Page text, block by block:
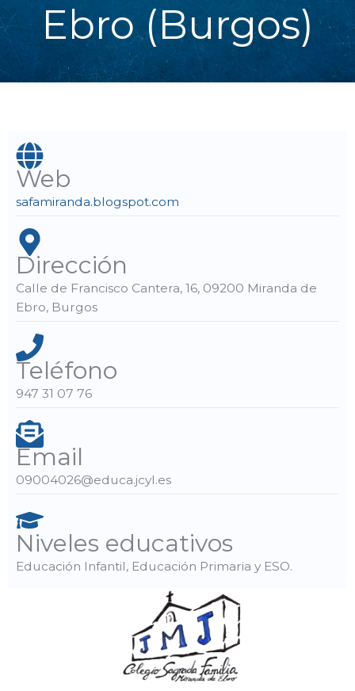
Ebro (Burgos)
Web
safamiranda.blogspot.com
Dirección
Calle de Francisco Cantera, 16, 09200 Miranda de
Ebro, Burgos
Teléfono
947 31 07 76
Email
09004026@educa.jcyl.es
Niveles educativos
Educación Infantil, Educación Primaria y ESO.